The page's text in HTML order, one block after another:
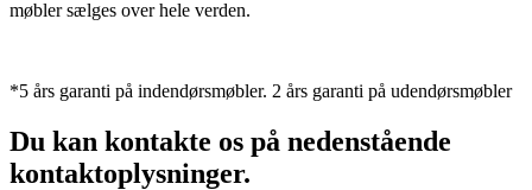
møbler sælges over hele verden.
*5 års garanti på indendørsmøbler. 2 års garanti på udendørsmøbler
Du kan kontakte os på nedenstående
kontaktoplysninger.